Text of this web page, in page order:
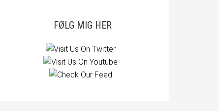
FØLG MIG HER